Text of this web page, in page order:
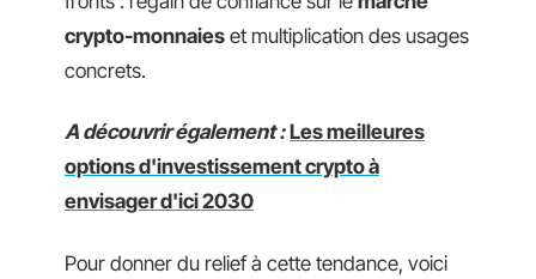
crypto-monnaies et multiplication des usages
concrets.
A découvrir également : Les meilleures
options d'investissement crypto à
envisager d'ici 2030
Pour donner du relief à cette tendance, voici